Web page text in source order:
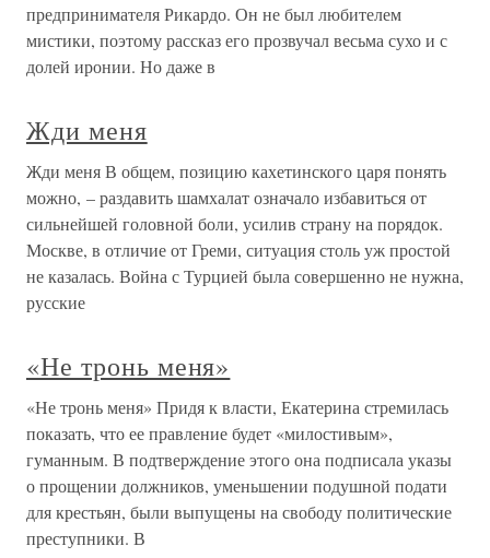
предпринимателя Рикардо. Он не был любителем
мистики, поэтому рассказ его прозвучал весьма сухо и с
долей иронии. Но даже в
Жди меня
Жди меня В общем, позицию кахетинского царя понять
можно, – раздавить шамхалат означало избавиться от
сильнейшей головной боли, усилив страну на порядок.
Москве, в отличие от Греми, ситуация столь уж простой
не казалась. Война с Турцией была совершенно не нужна,
русские
«Не тронь меня»
«Не тронь меня» Придя к власти, Екатерина стремилась
показать, что ее правление будет «милостивым»,
гуманным. В подтверждение этого она подписала указы
о прощении должников, уменьшении подушной подати
для крестьян, были выпущены на свободу политические
преступники. В